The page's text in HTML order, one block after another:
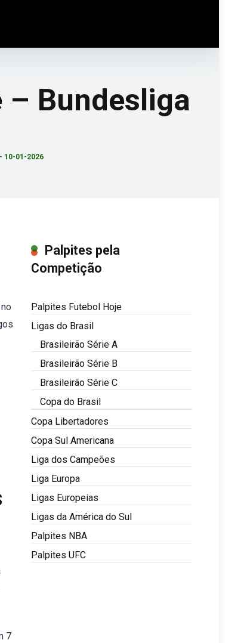
– Bundesliga
10-01-2026
7
Palpites pela
Competição
Palpites Futebol Hoje
Ligas do Brasil
Brasileirão Série A
Brasileirão Série B
Brasileirão Série C
Copa do Brasil
Copa Libertadores
Copa Sul Americana
Liga dos Campeões
Liga Europa
Ligas Europeias
Ligas da América do Sul
Palpites NBA
Palpites UFC